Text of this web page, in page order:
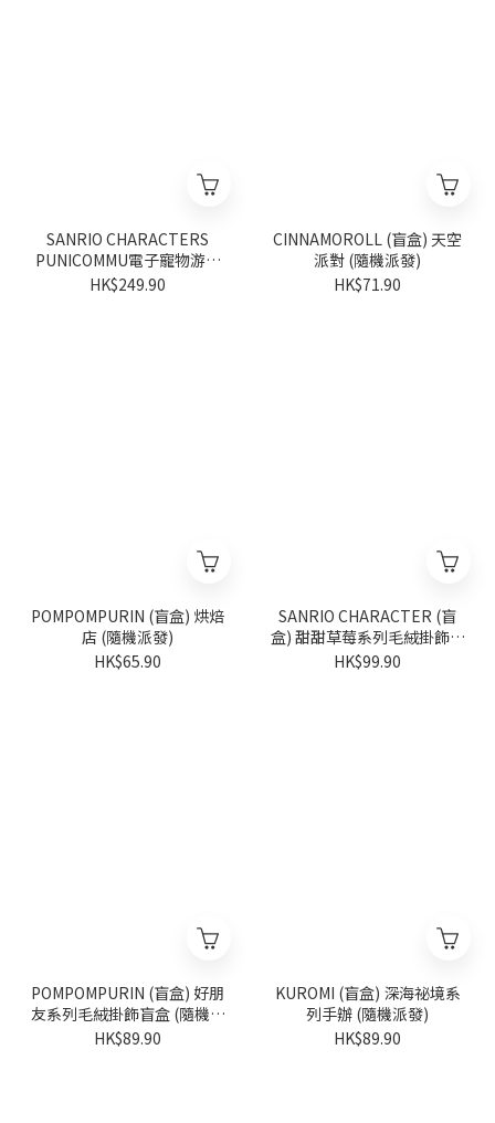
SANRIO CHARACTERS
PUNICOMMU電子寵物游戲
機套裝 (HELLO KITTY主機
HK$249.90
CINNAMOROLL (盲盒) 天空
派對 (隨機派發)
HK$71.90
POMPOMPURIN (盲盒) 烘焙
店 (隨機派發)
HK$65.90
SANRIO CHARACTER (盲
盒) 甜甜草莓系列毛絨掛飾盲
盒 (隨機派發)
HK$99.90
POMPOMPURIN (盲盒) 好朋
友系列毛絨掛飾盲盒 (隨機派
發)
HK$89.90
KUROMI (盲盒) 深海祕境系
列手辦 (隨機派發)
HK$89.90